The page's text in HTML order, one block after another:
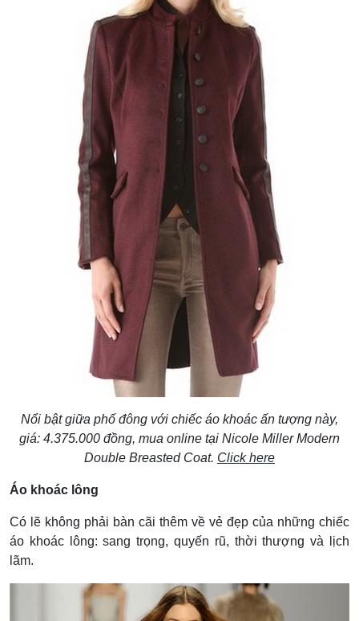
Nổi bật giữa phố đông với chiếc áo khoác ấn tượng này,
giá: 4.375.000 đồng, mua online tại Nicole Miller Modern
Double Breasted Coat. Click here
Áo khoác lông
Có lẽ không phải bàn cãi thêm về vẻ đẹp của những chiếc
áo khoác lông: sang trọng, quyến rũ, thời thượng và lịch
lãm.